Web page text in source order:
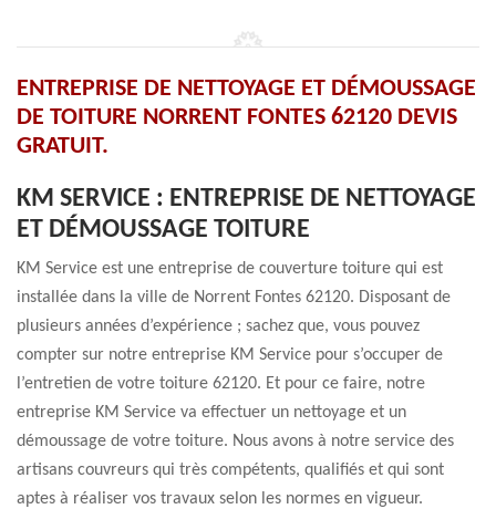
ENTREPRISE DE NETTOYAGE ET DÉMOUSSAGE
DE TOITURE NORRENT FONTES 62120 DEVIS
GRATUIT.
KM SERVICE : ENTREPRISE DE NETTOYAGE
ET DÉMOUSSAGE TOITURE
KM Service est une entreprise de couverture toiture qui est
installée dans la ville de Norrent Fontes 62120. Disposant de
plusieurs années d’expérience ; sachez que, vous pouvez
compter sur notre entreprise KM Service pour s’occuper de
l’entretien de votre toiture 62120. Et pour ce faire, notre
entreprise KM Service va effectuer un nettoyage et un
démoussage de votre toiture. Nous avons à notre service des
artisans couvreurs qui très compétents, qualifiés et qui sont
aptes à réaliser vos travaux selon les normes en vigueur.